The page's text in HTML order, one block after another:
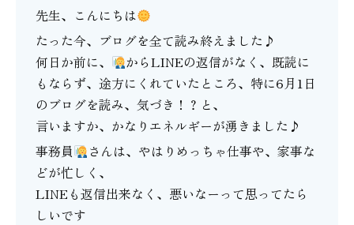
先生、こんにちは
たった今、ブログを全て読み終えました♪
何日か前に、
からLINEの返信がなく、既読に
もならず、途方にくれていたところ、特に6月1日
のブログを読み、気づき！？と、
言いますか、かなりエネルギーが湧きました♪
事務員
さんは、やはりめっちゃ仕事や、家事な
どが忙しく、
LINEも返信出来なく、悪いなーって思ってたら
しいです